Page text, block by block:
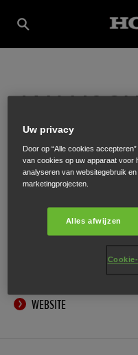
JAN
EXP B.V.
Ambachtstraat 8,Almelo,
WEBSITE
Uw privacy
Door op “Alle cookies
van cookies op uw apparaat voor
analyseren van websitegebruik
marketingprojecten.
Alles afwijzen